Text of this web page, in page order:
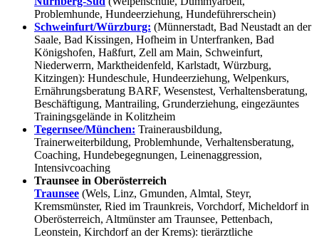
Problemhunde, Hundeerziehung, Hundeführerschein)
Schweinfurt/Würzburg: (Münnerstadt, Bad Neustadt an der
Saale, Bad Kissingen, Hofheim in Unterfranken, Bad
Königshofen, Haßfurt, Zell am Main, Schweinfurt,
Niederwerrn, Marktheidenfeld, Karlstadt, Würzburg,
Kitzingen): Hundeschule, Hundeerziehung, Welpenkurs,
Ernährungsberatung BARF, Wesenstest, Verhaltensberatung,
Beschäftigung, Mantrailing, Grunderziehung, eingezäuntes
Trainingsgelände in Kolitzheim
Tegernsee/München: Trainerausbildung,
Trainerweiterbildung, Problemhunde, Verhaltensberatung,
Coaching, Hundebegegnungen, Leinenaggression,
Intensivcoaching
Traunsee in Oberösterreich
Traunsee (Wels, Linz, Gmunden, Almtal, Steyr,
Kremsmünster, Ried im Traunkreis, Vorchdorf, Micheldorf in
Oberösterreich, Altmünster am Traunsee, Pettenbach,
Leonstein, Kirchdorf an der Krems): tierärztliche